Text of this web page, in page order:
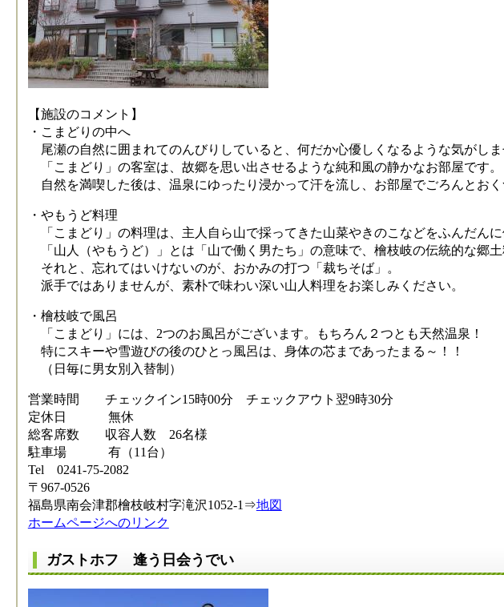
【施設のコメント】
・こまどりの中へ
尾瀬の自然に囲まれてのんびりしていると、何だか心優しくなるような気がしま
「こまどり」の客室は、故郷を思い出させるような純和風の静かなお部屋です。
自然を満喫した後は、温泉にゆったり浸かって汗を流し、お部屋でごろんとおく
・やもうど料理
「こまどり」の料理は、主人自ら山で採ってきた山菜やきのこなどをふんだんに
「山人（やもうど）」とは「山で働く男たち」の意味で、檜枝岐の伝統的な郷土
それと、忘れてはいけないのが、おかみの打つ「裁ちそば」。
派手ではありませんが、素朴で味わい深い山人料理をお楽しみください。
・檜枝岐で風呂
「こまどり」には、2つのお風呂がございます。もちろん２つとも天然温泉！
特にスキーや雪遊びの後のひとっ風呂は、身体の芯まであったまる～！！
（日毎に男女別入替制）
営業時間 チェックイン15時00分 チェックアウト翌9時30分
定休日 無休
総客席数 収容人数 26名様
駐車場 有（11台）
Tel 0241-75-2082
〒967-0526
福島県南会津郡檜枝岐村字滝沢1052-1⇒地図
ホームページへのリンク
ガストホフ 逢う日会うでい